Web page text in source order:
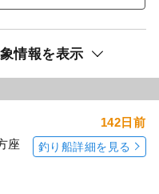
情報を表示
座
142日前
釣り船詳細を見る